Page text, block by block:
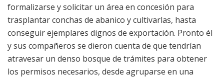
formalizarse y solicitar un área en concesión para
trasplantar conchas de abanico y cultivarlas, hasta
conseguir ejemplares dignos de exportación. Pronto él
y sus compañeros se dieron cuenta de que tendrían
atravesar un denso bosque de trámites para obtener
los permisos necesarios, desde agruparse en una